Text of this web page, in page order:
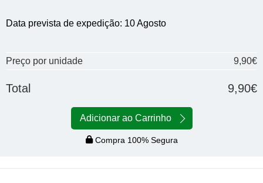
Data prevista de expedição: 10 Agosto
Preço por unidade 9,90€
Total 9,90€
Adicionar ao Carrinho
Compra 100% Segura